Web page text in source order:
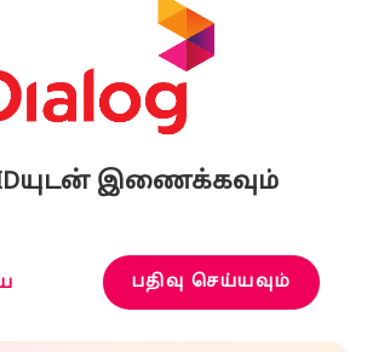
IDயுடன் இணைக்கவும்
பதிவு செய்யவும்